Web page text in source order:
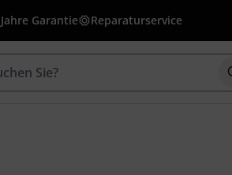
Garantie Reparaturservice